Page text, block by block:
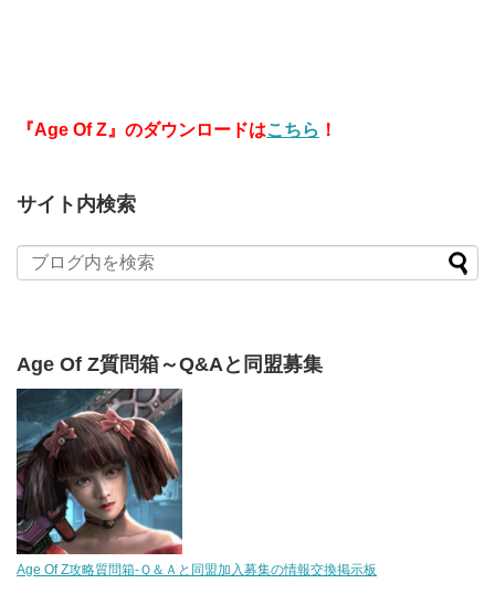
『Age Of Z』のダウンロードはこちら ！
サイト内検索
Age Of Z質問箱～Q&Aと同盟募集
Age Of Z攻略質問箱-Ｑ＆Ａと同盟加入募集の情報交換掲示板